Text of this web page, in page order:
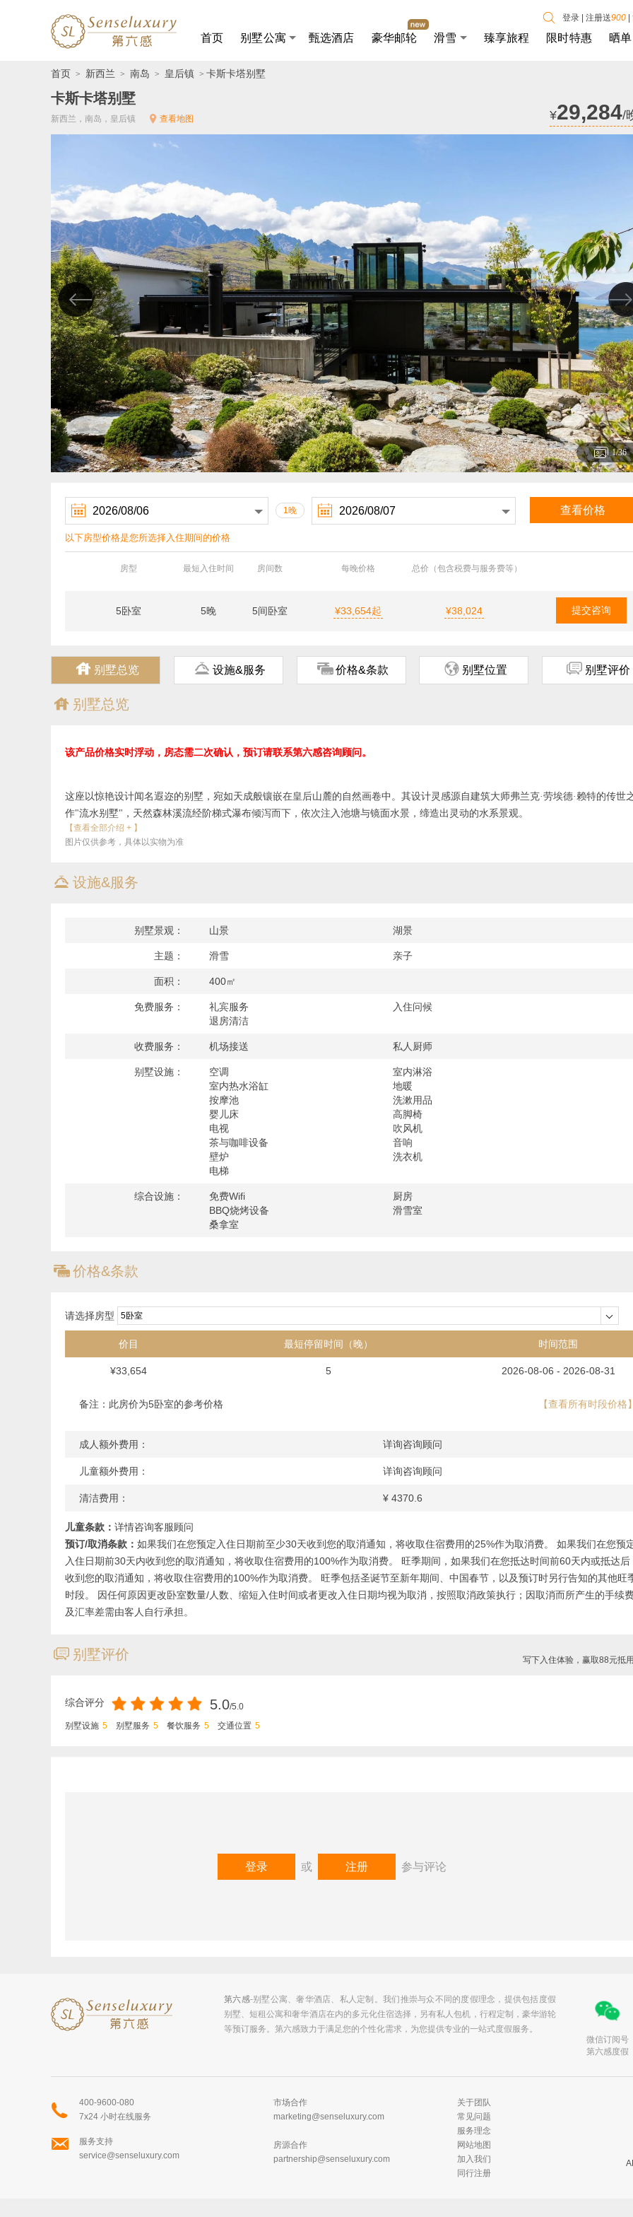
首页 别墅公寓 甄选酒店 豪华邮轮 滑雪 臻享旅程 限时特惠 晒单
登录 | 注册送900 |
首页 > 新西兰 > 南岛 > 皇后镇 > 卡斯卡塔别墅
卡斯卡塔别墅
新西兰，南岛，皇后镇 查看地图 ¥29,284/
1/36
 1晚  查看价格
以下房型价格是您所选择入住期间的价格
房型 最短入住时间 房间数 每晚价格 总价（包含税费与服务费等）
5卧室 5晚 5间卧室 ¥33,654起 ¥38,024 提交咨询
ጄ 别墅总览 ጆ 设施&服务 ጅ 价格&条款 ጂ 别墅位置 ጃ 别墅评价
ጄ 别墅总览
该产品价格实时浮动，房态需二次确认，预订请联系第六感咨询顾问。
这座以惊艳设计闻名遐迩的别墅，宛如天成般镶嵌在皇后山麓的自然画卷中。其设计灵感源自建筑大师弗兰克·劳埃德·赖特的传世
作"流水别墅"，天然森林溪流经阶梯式瀑布倾泻而下，依次注入池塘与镜面水景，缔造出灵动的水系景观。
奢华与欢聚的气息。多元化的娱乐空间设计堪称典范——无论是共进晚餐的餐厅、休闲区，还是毗邻厨房的户外生活区：配备露天
餐座、烧烤台、披萨窑、可开合顶棚、篝火坑与环绕音响系统，足以让人沉醉整日。暮色降临时，移步屋顶点燃铁板烧炉，在湖山
可容纳12人的超尺度厨房是家的核心，与舒适客厅及户外餐区无缝衔接。落地窗外，瓦卡蒂普湖、卓越山脉、塞西尔峰与凯尔文高
五间适合五对伴侣入住的宽敞卧室均配有私人阳台及顶天立地玻璃窗，将天光云影尽数邀入室内。主卧套房除配备独立卫浴、步入
距离皇后镇（Queenstown）中心 约7分钟车程
距离皇后镇机场（Queenstown Airport） 约9分钟车程
卧室1：1张大床
桑拿
烧烤架
吹风机
地暖
户外壁炉
安全车库
洗衣设施
真火壁炉
Spa池
智能电视
音响系统
网飞
儿童餐椅
便携婴儿床
标准入住和退房时间：15:00-10:00，需提前约定抵达时间，若未按之前约定的时间抵达，将收取收取250新西兰元（+15%消费
以上价格不包含税费和服务费
【查看全部介绍 + 】
图片仅供参考，具体以实物为准
ጆ 设施&服务
别墅景观： 山景 湖景
主题： 滑雪 亲子
面积： 400㎡
免费服务： 礼宾服务
入住问候
退房清洁
收费服务： 机场接送 私人厨师
别墅设施： 空调
室内淋浴
室内热水浴缸
地暖
按摩池
洗漱用品
婴儿床
高脚椅
电视
吹风机
茶与咖啡设备
音响
壁炉
洗衣机
电梯
综合设施： 免费Wifi
厨房
BBQ烧烤设备
滑雪室
桑拿室
ጅ 价格&条款
请选择房型 5卧室
价目 最短停留时间（晚） 时间范围
¥33,654 5 2026-08-06 - 2026-08-31
备注：此房价为5卧室的参考价格 【查看所有时段价格】
成人额外费用： 详询咨询顾问
儿童额外费用： 详询咨询顾问
清洁费用： ¥ 4370.6
儿童条款： 详情咨询客服顾问
预订/取消条款： 如果我们在您预定入住日期前至少30天收到您的取消通知，将收取住宿费用的25%作为取消费。 如果我们在您预
入住日期前30天内收到您的取消通知，将收取住宿费用的100%作为取消费。 旺季期间，如果我们在您抵达时间前60天内或抵达后
收到您的取消通知，将收取住宿费用的100%作为取消费。 旺季包括圣诞节至新年期间、中国春节，以及预订时另行告知的其他旺
时段。 因任何原因更改卧室数量/人数、缩短入住时间或者更改入住日期均视为取消，按照取消政策执行；因取消而所产生的手续
及汇率差需由客人自行承担。
ጃ 别墅评价 写下入住体验，赢取88元抵用
综合评分 5.0/5.0
别墅设施 5 别墅服务 5 餐饮服务 5 交通位置 5
登录 或 注册 参与评论
第六感-别墅公寓、奢华酒店、私人定制。我们推崇与众不同的度假理念，提供包括度假
别墅、短租公寓和奢华酒店在内的多元化住宿选择，另有私人包机，行程定制，豪华游轮
等预订服务。第六感致力于满足您的个性化需求，为您提供专业的一站式度假服务。
微信订阅号
第六感度假
400-9600-080
7x24 小时在线服务
服务支持
service@senseluxury.com
市场合作
marketing@senseluxury.com
房源合作
partnership@senseluxury.com
关于团队
常见问题
服务理念
网站地图
加入我们
同行注册